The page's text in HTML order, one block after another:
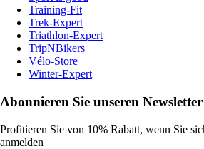
Training-Fit
Trek-Expert
Triathlon-Expert
TripNBikers
Vélo-Store
Winter-Expert
Abonnieren Sie unseren Newsletter
Profitieren Sie von 10% Rabatt, wenn Sie
anmelden